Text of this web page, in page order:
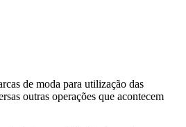
de moda para utilização das
outras operações que acontecem